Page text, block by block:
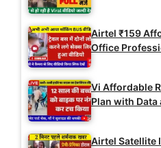
Airtel ₹159
Office
Vi Affordable
Plan with Data
Airtel Satellite